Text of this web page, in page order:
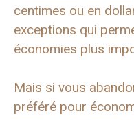
centimes ou en
exceptions qui
économies plus
Mais si vous
préféré pour